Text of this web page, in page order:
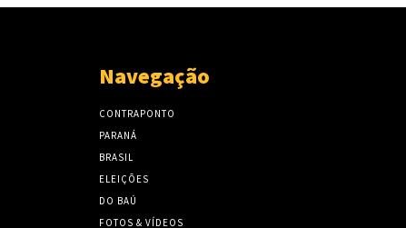
Navegação
CONTRAPONTO
PARANÁ
BRASIL
ELEIÇÕES
DO BAÚ
FOTOS & VÍDEOS